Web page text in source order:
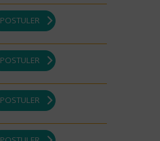
POSTULER
POSTULER
POSTULER